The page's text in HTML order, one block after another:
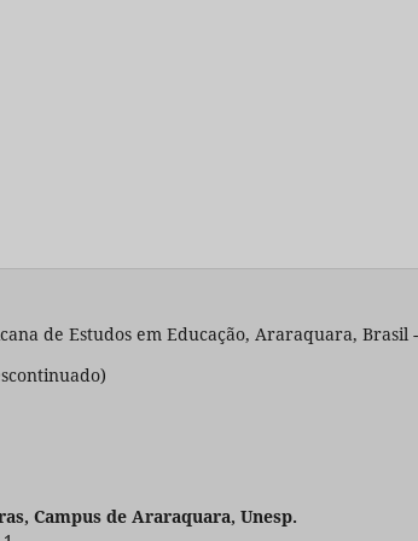
de Estudos em Educação, Araraquara, Brasil -
Campus de Araraquara, Unesp.